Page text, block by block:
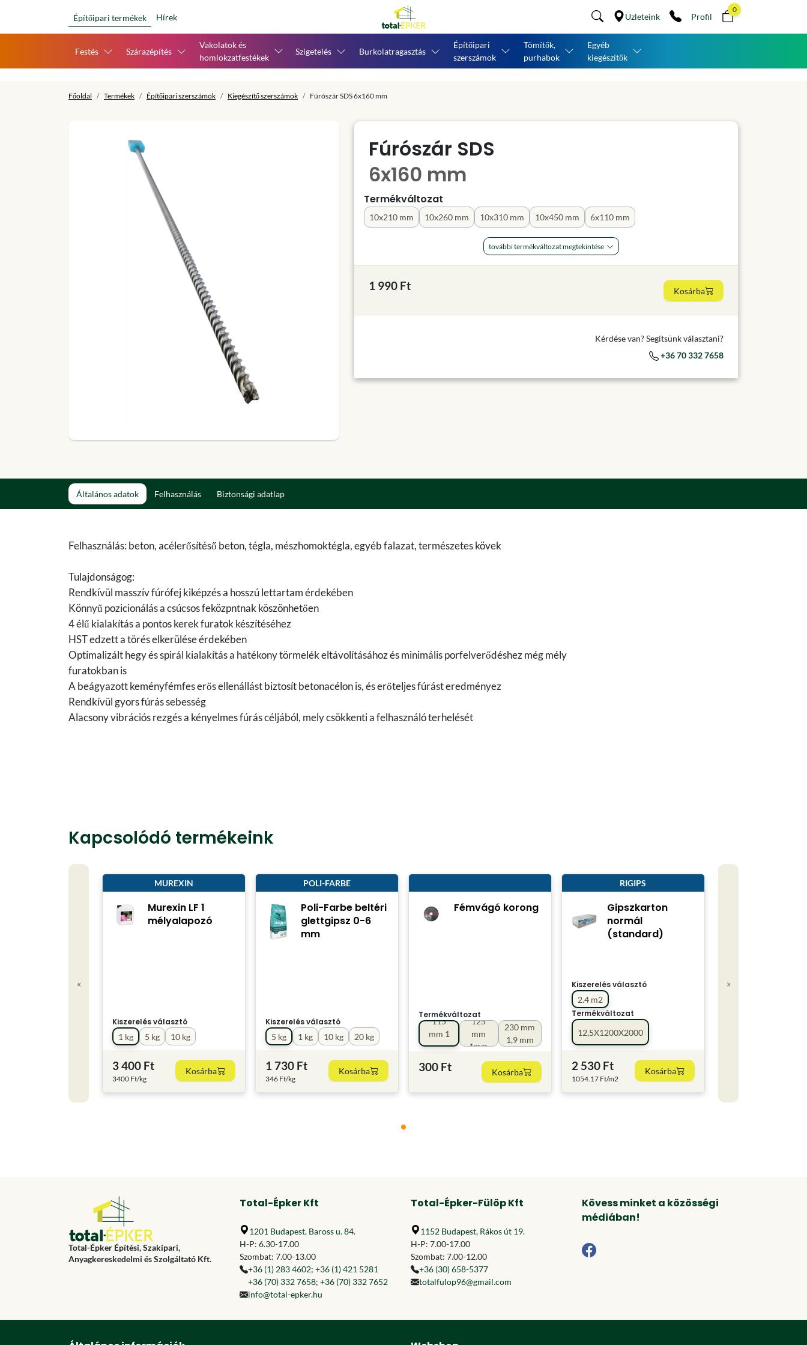
Építőipari termékek Hírek Üzleteink Profil
0
Festés Szárazépítés
Vakolatok és
homlokzatfestékek
Szigetelés Burkolatragasztás
Építőipari
szerszámok
Tömítők,
purhabok
Egyéb
kiegészítők
Főoldal Termékek Építőipari szerszámok Kiegészítő szerszámok Fúrószár SDS 6x160 mm
Fúrószár SDS
6x160 mm
Termékváltozat
10x210 mm 10x260 mm 10x310 mm 10x450 mm 6x110 mm
további termékváltozat megtekintése
1 990 Ft Kosárba
Kérdése van? Segítsünk választani?
+36 70 332 7658
Általános adatok Felhasználás Biztonsági adatlap
Felhasználás: beton, acélerősítéső beton, tégla, mészhomoktégla, egyéb falazat, természetes kövek
Tulajdonságog:
Rendkívül masszív fúrófej kiképzés a hosszú lettartam érdekében
Könnyű pozicionálás a csúcsos feközpntnak köszönhetően
4 élű kialakítás a pontos kerek furatok készítéséhez
HST edzett a törés elkerülése érdekében
Optimalizált hegy és spirál kialakítás a hatékony törmelék eltávolításához és minimális porfelverődéshez még mély
furatokban is
A beágyazott keményfémfes erős ellenállást biztosít betonacélon is, és erőteljes fúrást eredményez
Rendkívül gyors fúrás sebesség
Alacsony vibrációs rezgés a kényelmes fúrás céljából, mely csökkenti a felhasználó terhelését
Kapcsolódó termékeink
«
MUREXIN
Murexin LF 1
mélyalapozó
Kiszerelés választó
1 kg
5 kg 10 kg
3 400 Ft
3400 Ft/kg
Kosárba
POLI-FARBE
Poli-Farbe beltéri
glettgipsz 0-6
mm
Kiszerelés választó
1 kg
5 kg 10 kg 20 kg
1 730 Ft
346 Ft/kg
Kosárba
Fémvágó korong
Termékváltozat
115
mm 1
mm
125
mm
1mm
230 mm
1,9 mm
300 Ft Kosárba
RIGIPS
Gipszkarton
normál
(standard)
Kiszerelés választó
2.4 m2
Termékváltozat
12,5X1200X2000
2 530 Ft
1054.17 Ft/m2
Kosárba
»
Total-Épker Építési, Szakipari,
Anyagkereskedelmi és Szolgáltató Kft.
Total-Épker Kft
1201 Budapest, Baross u. 84.
H-P: 6.30-17.00
Szombat: 7.00-13.00
+36 (1) 283 4602; +36 (1) 421 5281
+36 (70) 332 7658; +36 (70) 332 7652
info@total-epker.hu
Total-Épker-Fülöp Kft
1152 Budapest, Rákos út 19.
H-P: 7.00-17.00
Szombat: 7.00-12.00
+36 (30) 658-5377
totalfulop96@gmail.com
Kövess minket a közösségi
médiában!